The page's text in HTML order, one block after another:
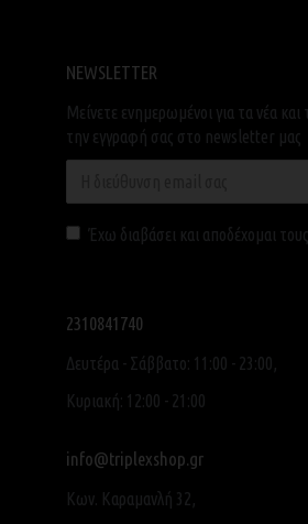
NEWSLETTER
Μείνετε ενημερωμένοι για τα νέα
την εγγραφή σας στο newsletter μας
Έχω διαβάσει και αποδέχομαι τους
2310841740
Δευτέρα - Σάββατο: 11:00 - 23:00,
Κυριακή: 12:00 - 21:00
info@triplexshop.gr
Κων. Καραμανλή 32,